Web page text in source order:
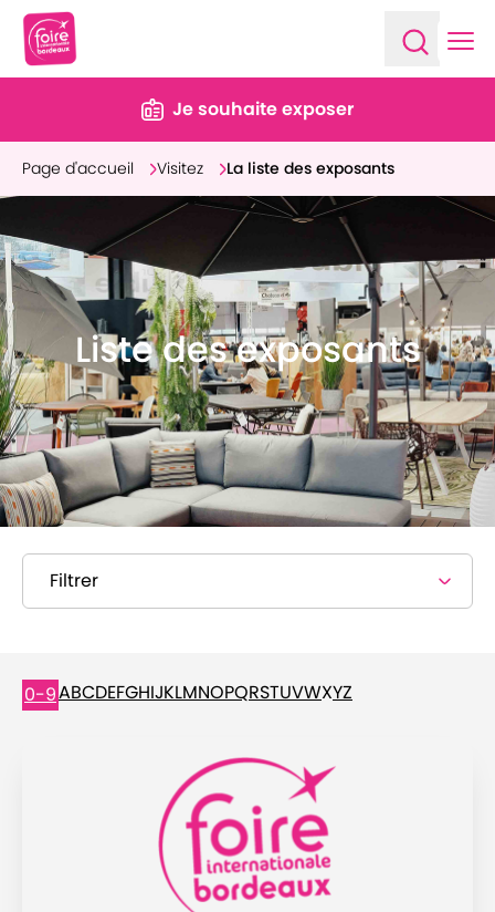
Je souhaite exposer
Page d'accueil Visitez La liste des exposants
Liste des exposants
Filtrer
0-9ABCDEFGHIJKLMNOPQRSTUVWXYZ